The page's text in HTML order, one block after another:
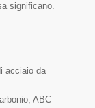
significano.
acciaio da
ABC